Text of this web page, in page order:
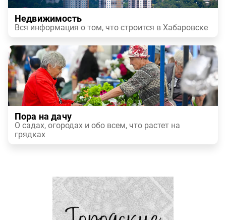
Недвижимость
Вся информация о том, что строится в Хабаровске
Пора на дачу
О садах, огородах и обо всем, что растет на
грядках